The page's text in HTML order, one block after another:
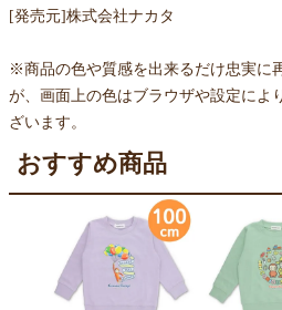
[発売元]株式会社ナカタ
※商品の色や質感を出来るだけ忠実に
が、画面上の色はブラウザや設定によ
ざいます。
おすすめ商品